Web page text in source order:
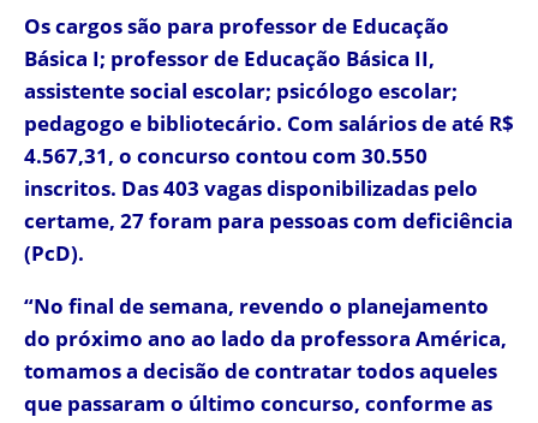
Os cargos são para professor de Educação
Básica I; professor de Educação Básica II,
assistente social escolar; psicólogo escolar;
pedagogo e bibliotecário. Com salários de até R$
4.567,31, o concurso contou com 30.550
inscritos. Das 403 vagas disponibilizadas pelo
certame, 27 foram para pessoas com deficiência
(PcD).
“No final de semana, revendo o planejamento
do próximo ano ao lado da professora América,
tomamos a decisão de contratar todos aqueles
que passaram o último concurso, conforme as